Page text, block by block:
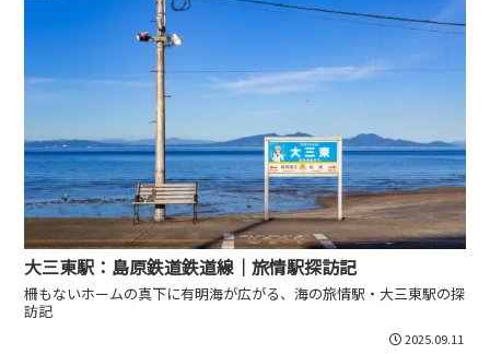
大三東駅：島原鉄道鉄道線｜旅情駅探訪記
柵もないホームの真下に有明海が広がる、海の旅情駅・大三東駅の探
訪記
2025.09.11